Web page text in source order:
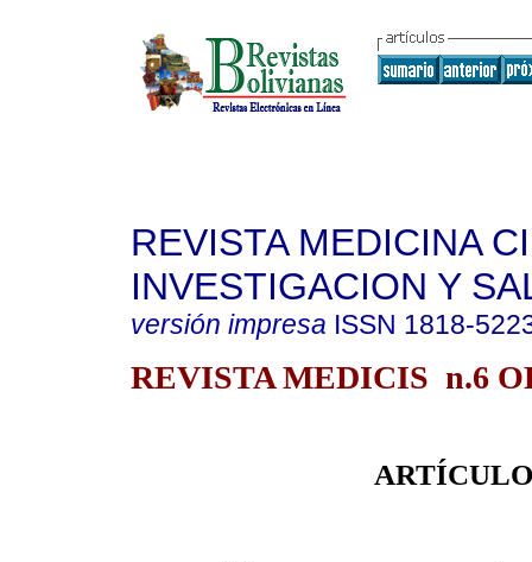
REVISTA MEDICINA
INVESTIGACION Y
versión impresa ISSN 1818-
REVISTA MEDICIS n.6